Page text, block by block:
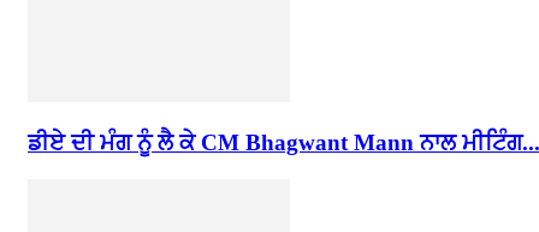
ਡੀਏ ਦੀ ਮੰਗ ਨੂੰ ਲੈ ਕੇ CM Bhagwant Mann ਨਾਲ ਮੀਟਿੰਗ...